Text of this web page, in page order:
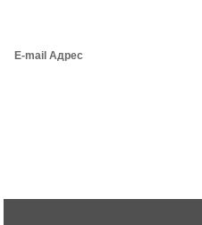
E-mail Адрес